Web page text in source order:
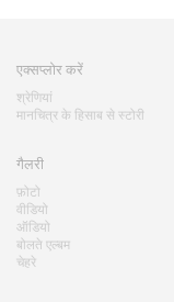
एक्सप्लोर करें
श्रेणियां
मानचित्र के हिसाब से स्टोरी
गैलरी
फ़ोटो
वीडियो
ऑडियो
बोलते एल्बम
चेहरे